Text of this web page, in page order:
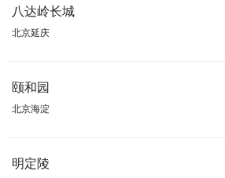
八达岭长城
北京延庆
颐和园
北京海淀
明定陵